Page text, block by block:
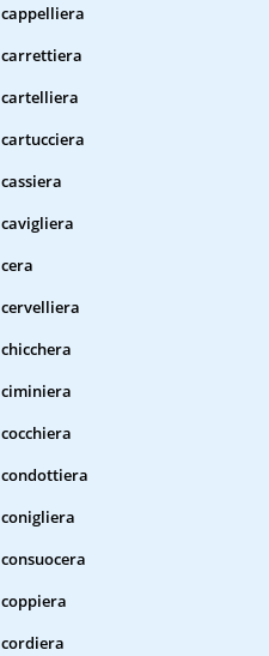
cappelliera
carrettiera
cartelliera
cartucciera
cassiera
cavigliera
cera
cervelliera
chicchera
ciminiera
cocchiera
condottiera
conigliera
consuocera
coppiera
cordiera